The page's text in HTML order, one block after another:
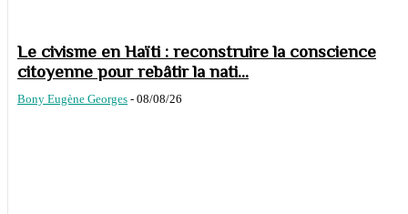
Le civisme en Haïti : reconstruire la conscience
citoyenne pour rebâtir la nati...
Bony Eugène Georges - 08/08/26